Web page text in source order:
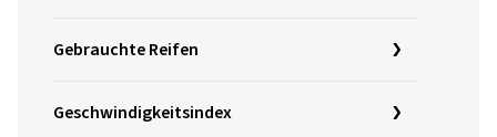
Gebrauchte Reifen
Geschwindigkeitsindex